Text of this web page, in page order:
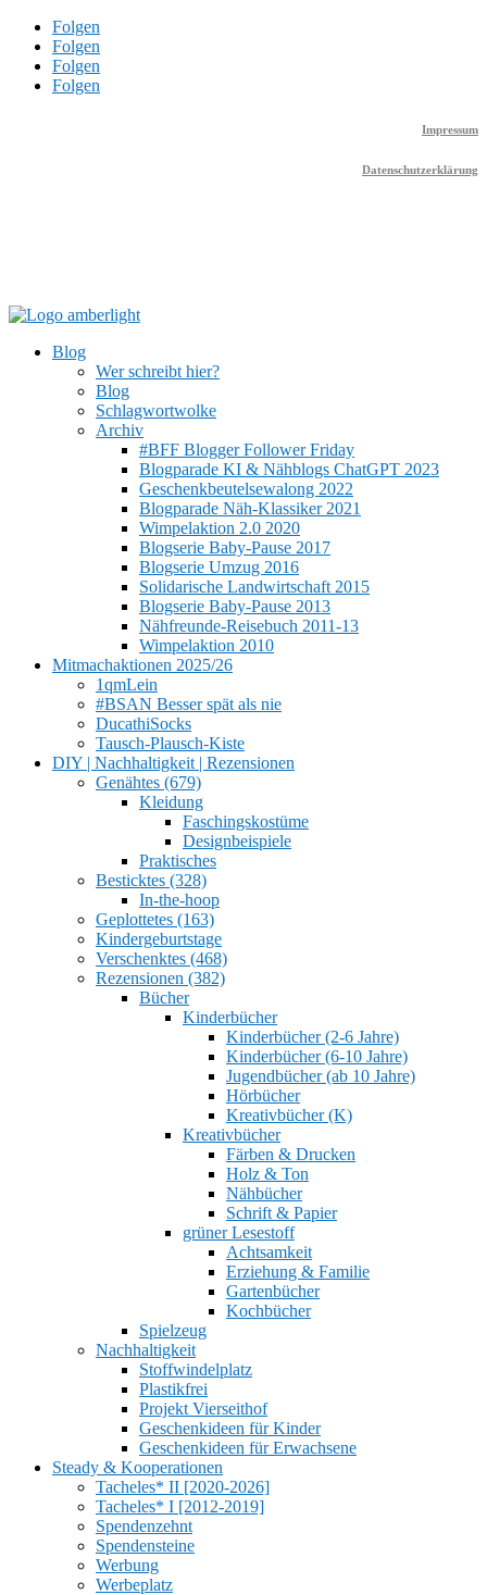
Folgen
Folgen
Folgen
Folgen
Impressum
Datenschutzerklärung
Blog
Wer schreibt hier?
Blog
Schlagwortwolke
Archiv
#BFF Blogger Follower Friday
Blogparade KI & Nähblogs ChatGPT 2023
Geschenkbeutelsewalong 2022
Blogparade Näh-Klassiker 2021
Wimpelaktion 2.0 2020
Blogserie Baby-Pause 2017
Blogserie Umzug 2016
Solidarische Landwirtschaft 2015
Blogserie Baby-Pause 2013
Nähfreunde-Reisebuch 2011-13
Wimpelaktion 2010
Mitmachaktionen 2025/26
1qmLein
#BSAN Besser spät als nie
DucathiSocks
Tausch-Plausch-Kiste
DIY | Nachhaltigkeit | Rezensionen
Genähtes (679)
Kleidung
Faschingskostüme
Designbeispiele
Praktisches
Besticktes (328)
In-the-hoop
Geplottetes (163)
Kindergeburtstage
Verschenktes (468)
Rezensionen (382)
Bücher
Kinderbücher
Kinderbücher (2-6 Jahre)
Kinderbücher (6-10 Jahre)
Jugendbücher (ab 10 Jahre)
Hörbücher
Kreativbücher (K)
Kreativbücher
Färben & Drucken
Holz & Ton
Nähbücher
Schrift & Papier
grüner Lesestoff
Achtsamkeit
Erziehung & Familie
Gartenbücher
Kochbücher
Spielzeug
Nachhaltigkeit
Stoffwindelplatz
Plastikfrei
Projekt Vierseithof
Geschenkideen für Kinder
Geschenkideen für Erwachsene
Steady & Kooperationen
Tacheles* II [2020-2026]
Tacheles* I [2012-2019]
Spendenzehnt
Spendensteine
Werbung
Werbeplatz